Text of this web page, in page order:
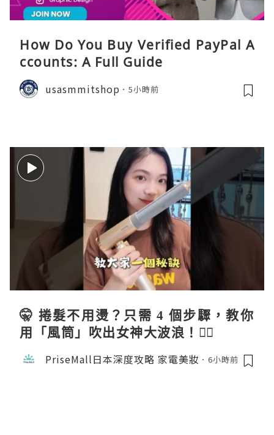
How Do You Buy Verified PayPal A
ccounts: A Full Guide
usasmmitshop 5小時前
🤫 捲髮不用燙？只需 4 個步驟，教你
用「風筒」吹出女神大波浪！💇‍♀️
PriseMall日本深度攻略 家電美妝 6小時前